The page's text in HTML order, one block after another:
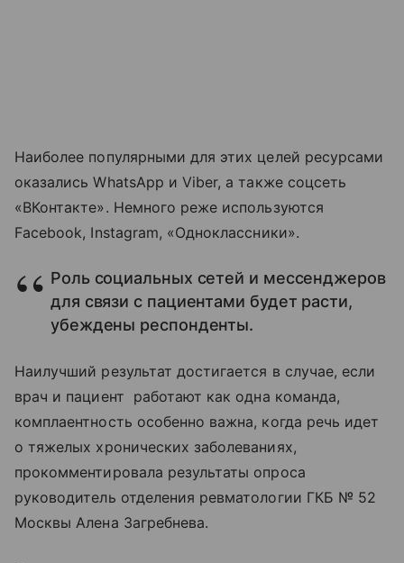
Наиболее популярными для этих целей ресурсами
оказались WhatsApp и Viber, а также соцсеть
«ВКонтакте». Немного реже используются
Facebook, Instagram, «Одноклассники».
Роль социальных сетей и мессенджеров
для связи с пациентами будет расти,
убеждены респонденты.
Наилучший результат достигается в случае, если
врач и пациент работают как одна команда,
комплаентность особенно важна, когда речь идет
о тяжелых хронических заболеваниях,
прокомментировала результаты опроса
руководитель отделения ревматологии ГКБ № 52
Москвы Алена Загребнева.